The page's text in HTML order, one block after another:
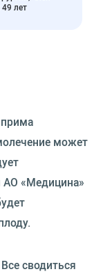
лет
может
АО «Медицина»
сводиться